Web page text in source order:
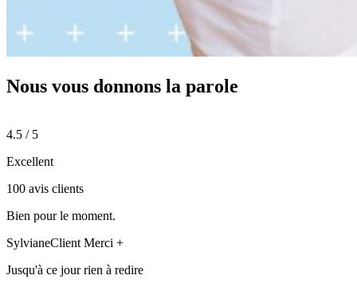
Nous vous donnons la parole
4.5 / 5
Excellent
100 avis clients
Bien pour le moment.
SylvianeClient Merci +
Jusqu'à ce jour rien à redire